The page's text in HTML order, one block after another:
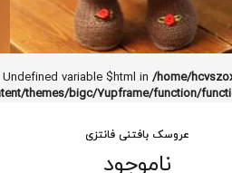
Undefined variable $html in /home/
themes/bigc/7upframe/function/
عروسک بافتنی فانتزی
ناموجود